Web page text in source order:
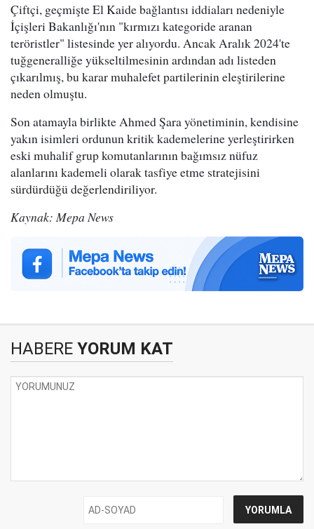
Çiftçi, geçmişte El Kaide bağlantısı iddiaları nedeniyle
İçişleri Bakanlığı'nın "kırmızı kategoride aranan
teröristler" listesinde yer alıyordu. Ancak Aralık 2024'te
tuğgeneralliğe yükseltilmesinin ardından adı listeden
çıkarılmış, bu karar muhalefet partilerinin eleştirilerine
neden olmuştu.
Son atamayla birlikte Ahmed Şara yönetiminin, kendisine
yakın isimleri ordunun kritik kademelerine yerleştirirken
eski muhalif grup komutanlarının bağımsız nüfuz
alanlarını kademeli olarak tasfiye etme stratejisini
sürdürdüğü değerlendiriliyor.
Kaynak: Mepa News
HABERE YORUM KAT